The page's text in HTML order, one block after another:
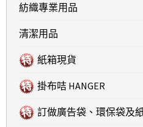
紡織專業用品
清潔用品
紙箱現貨
掛布咭 HANGER
訂做廣告袋、環保袋及